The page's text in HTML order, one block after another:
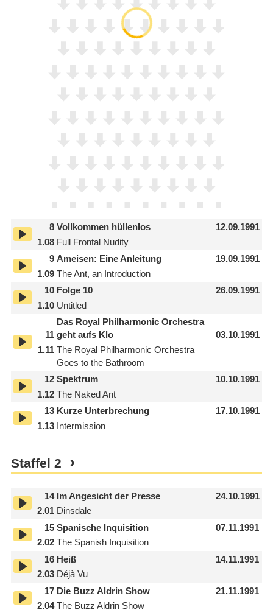
8
1.08
Vollkommen hüllenlos
Full Frontal Nudity
12.09.1991
9
1.09
Ameisen: Eine Anleitung
The Ant, an Introduction
19.09.1991
10
1.10
Folge 10
Untitled
26.09.1991
11
1.11
Das Royal Philharmonic Orchestra
geht aufs Klo
The Royal Philharmonic Orchestra
Goes to the Bathroom
03.10.1991
12
1.12
Spektrum
The Naked Ant
10.10.1991
13
1.13
Kurze Unterbrechung
Intermission
17.10.1991
Staffel 2
14
2.01
Im Angesicht der Presse
Dinsdale
24.10.1991
15
2.02
Spanische Inquisition
The Spanish Inquisition
07.11.1991
16
2.03
Heiß
Déjà Vu
14.11.1991
17
2.04
Die Buzz Aldrin Show
The Buzz Aldrin Show
21.11.1991